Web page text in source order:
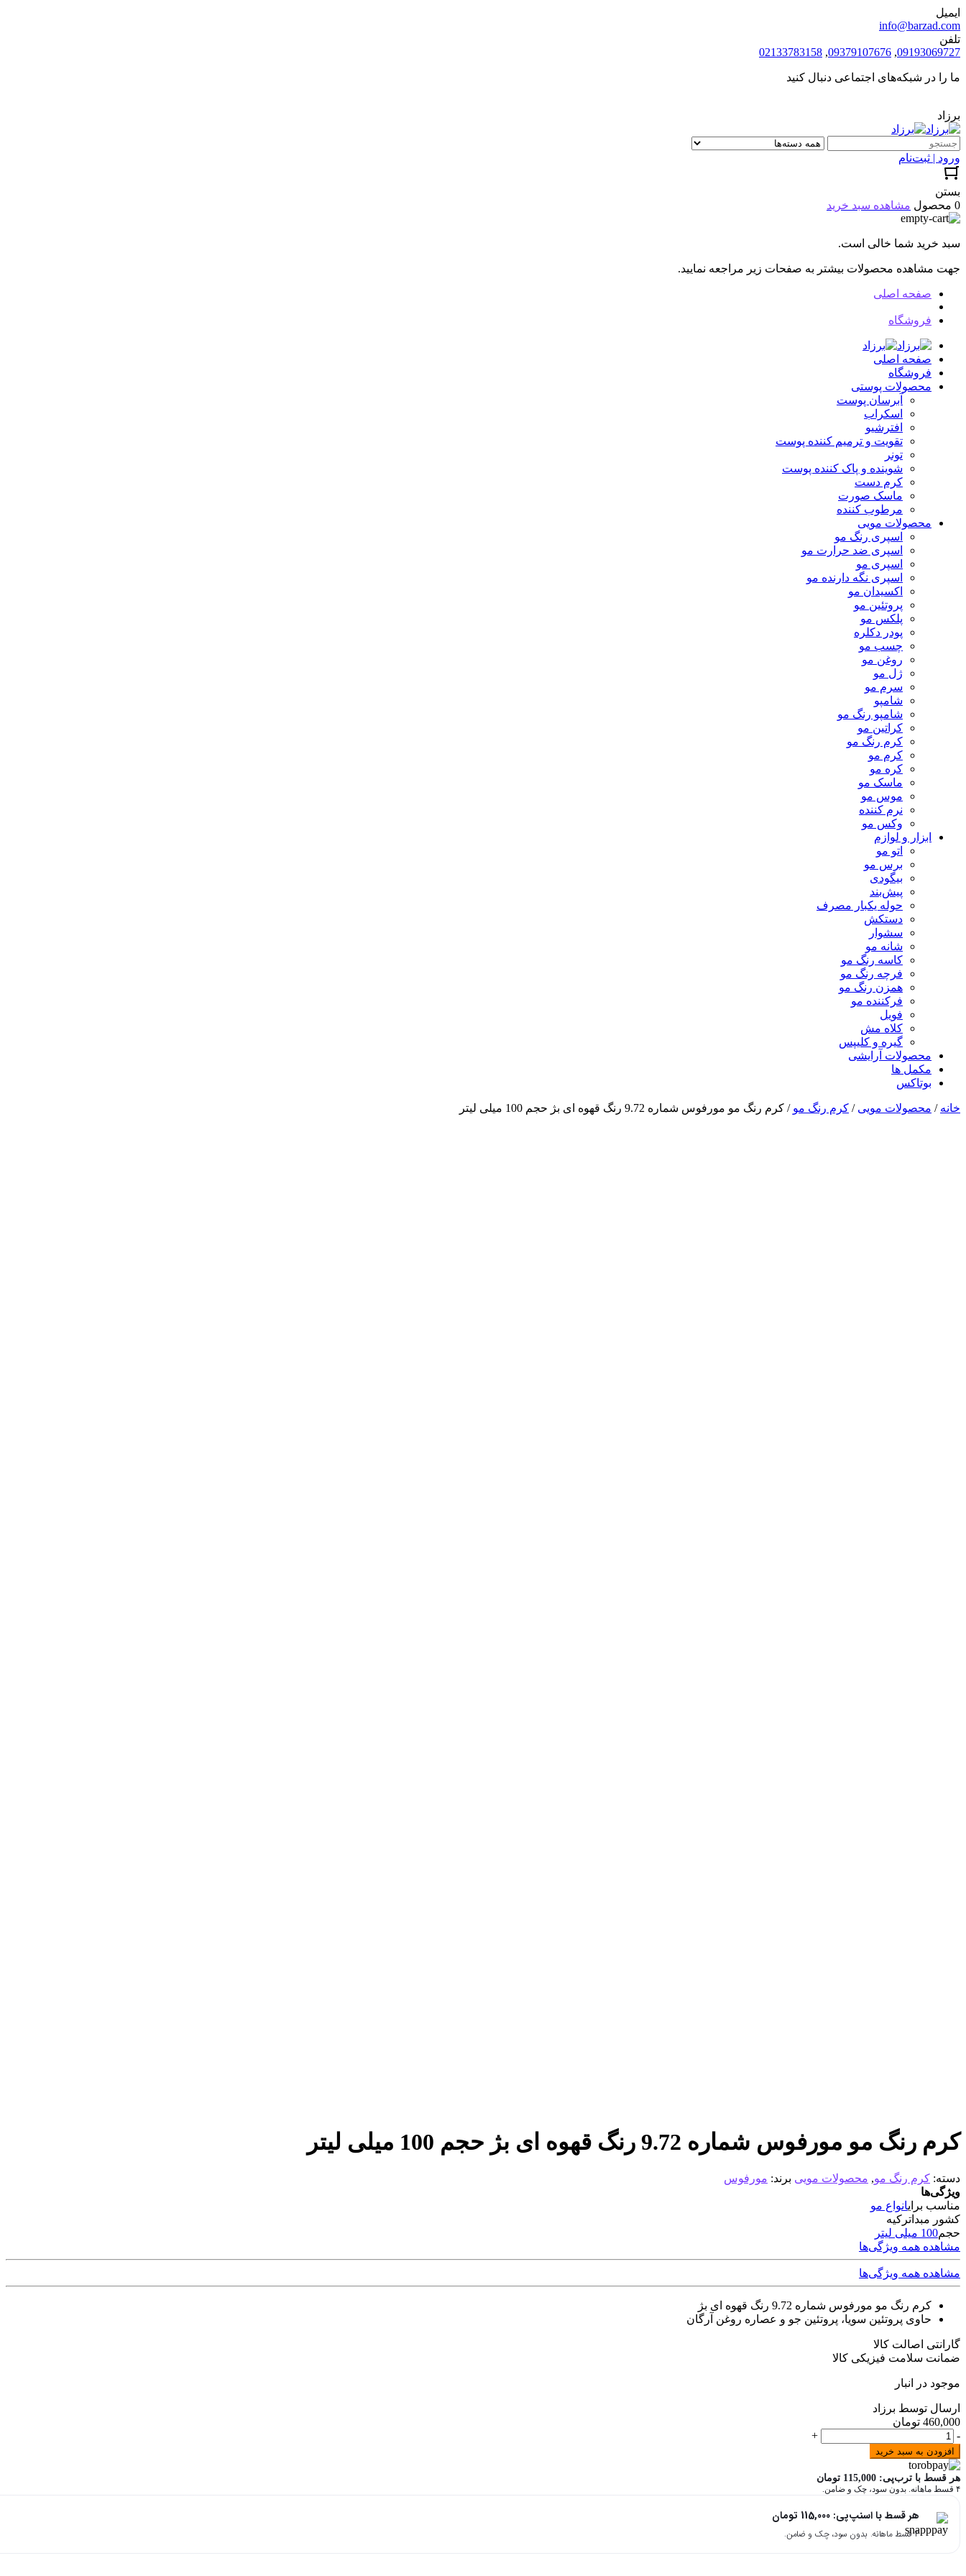
ایمیل
info@barzad.com
تلفن
09193069727
,
09379107676
,
02133783158
ما را در شبکه‌های اجتماعی دنبال کنید
برزاد
ورود | ثبت‌نام
بستن
0 محصول
مشاهده سبد خرید
سبد خرید شما خالی است.
جهت مشاهده محصولات بیشتر به صفحات زیر مراجعه نمایید.
صفحه اصلی
فروشگاه
صفحه اصلی
فروشگاه
محصولات پوستی
آبرسان پوست
اسکراب
افترشیو
تقویت و ترمیم کننده پوست
تونر
شوینده و پاک کننده پوست
کرم دست
ماسک صورت
مرطوب کننده
محصولات مویی
اسپری رنگ مو
اسپری ضد حرارت مو
اسپری مو
اسپری نگه دارنده مو
اکسیدان مو
پروتئین مو
پلکس مو
پودر دکلره
چسب مو
روغن مو
ژل مو
سرم مو
شامپو
شامپو رنگ مو
کراتین مو
کرم رنگ مو
کرم مو
کره مو
ماسک مو
موس مو
نرم کننده
وکس مو
ابزار و لوازم
اتو مو
برس مو
بیگودی
پیش‌بند
حوله یکبار مصرف
دستکش
سشوار
شانه مو
کاسه رنگ مو
فرچه رنگ مو
همزن رنگ مو
فرکننده مو
فویل
کلاه مش
گیره و کلیپس
محصولات آرایشی
مکمل ها
بوتاکس
خانه / محصولات مویی / کرم رنگ مو / کرم رنگ مو مورفوس شماره 9.72 رنگ قهوه ای بژ حجم 100 میلی لیتر
کرم رنگ مو مورفوس شماره 9.72 رنگ قهوه ای بژ حجم 100 میلی لیتر
دسته: کرم رنگ مو, محصولات مویی برند: مورفوس
ویژگی‌ها
مناسب برایانواع مو
کشور مبدا ترکیه
حجم100 میلی لیتر
مشاهده همه ویژگی‌ها
مشاهده همه ویژگی‌ها
کرم رنگ مو مورفوس شماره 9.72 رنگ قهوه ای بژ
حاوی پروتئین سویا، پروتئین جو و عصاره روغن آرگان
گارانتی اصالت کالا
ضمانت سلامت فیزیکی کالا
موجود در انبار
ارسال توسط برزاد
460,000 تومان
کرم
رنگ
مو
مورفوس
شماره
رنگ
قهوه
-
+
افزودن به سبد خرید
هر قسط با ترب‌پی: 115,000 تومان
۴ قسط ماهانه. بدون سود، چک و ضامن.
هر قسط با اسنپ‌پی: 115,000 تومان
۴ قسط ماهانه. بدون سود، چک و ضامن.